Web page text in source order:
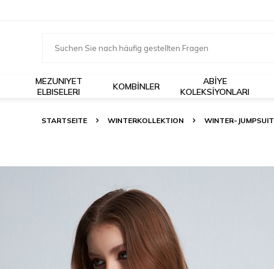
MEZUNIYET
ELBISELERI
KOMBİNLER
ABİYE
KOLEKSİYONLARI
STARTSEITE WINTERKOLLEKTION WINTER-JUMPSUIT